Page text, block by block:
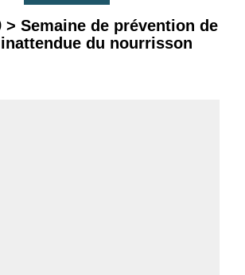
> Semaine de prévention de
du nourrisson